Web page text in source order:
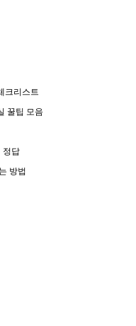
크리스트
꿀팁 모음
정답
방법